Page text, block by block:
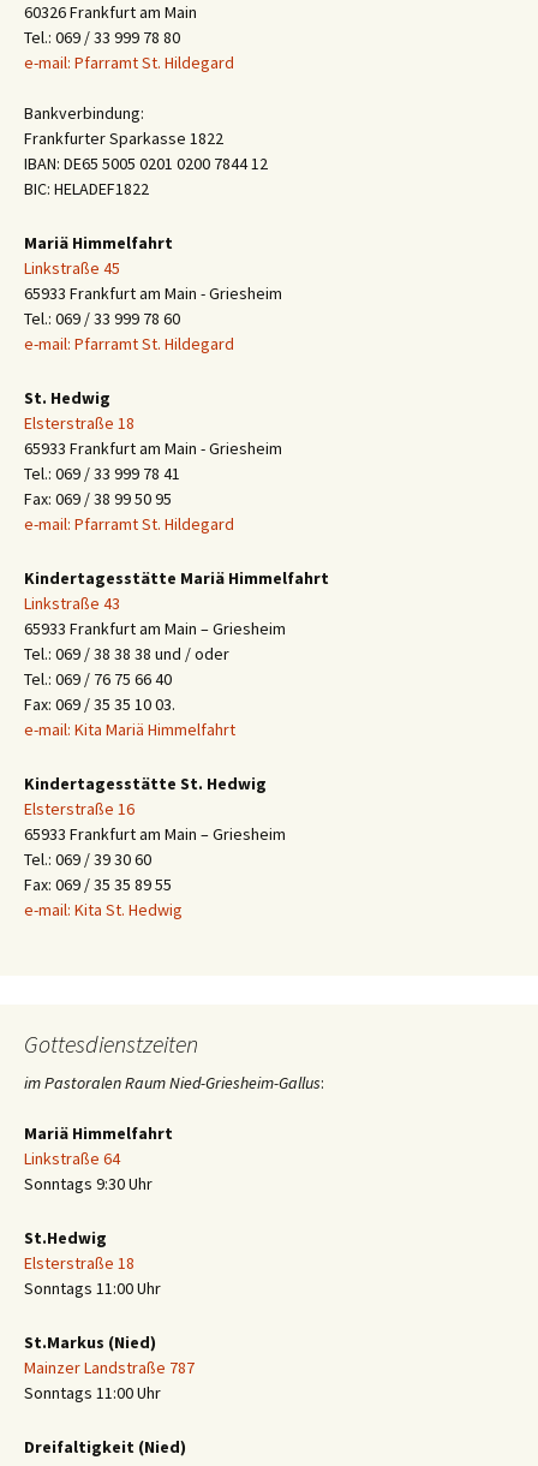
60326 Frankfurt am Main
Tel.: 069 / 33 999 78 80
e-mail: Pfarramt St. Hildegard
Bankverbindung:
Frankfurter Sparkasse 1822
IBAN: DE65 5005 0201 0200 7844 12
BIC: HELADEF1822
Mariä Himmelfahrt
Linkstraße 45
65933 Frankfurt am Main - Griesheim
Tel.: 069 / 33 999 78 60
e-mail: Pfarramt St. Hildegard
St. Hedwig
Elsterstraße 18
65933 Frankfurt am Main - Griesheim
Tel.: 069 / 33 999 78 41
Fax: 069 / 38 99 50 95
e-mail: Pfarramt St. Hildegard
Kindertagesstätte Mariä Himmelfahrt
Linkstraße 43
65933 Frankfurt am Main – Griesheim
Tel.: 069 / 38 38 38 und / oder
Tel.: 069 / 76 75 66 40
Fax: 069 / 35 35 10 03.
e-mail: Kita Mariä Himmelfahrt
Kindertagesstätte St. Hedwig
Elsterstraße 16
65933 Frankfurt am Main – Griesheim
Tel.: 069 / 39 30 60
Fax: 069 / 35 35 89 55
e-mail: Kita St. Hedwig
Gottesdienstzeiten
im Pastoralen Raum Nied-Griesheim-Gallus:
Mariä Himmelfahrt
Linkstraße 64
Sonntags 9:30 Uhr
St.Hedwig
Elsterstraße 18
Sonntags 11:00 Uhr
St.Markus (Nied)
Mainzer Landstraße 787
Sonntags 11:00 Uhr
Dreifaltigkeit (Nied)